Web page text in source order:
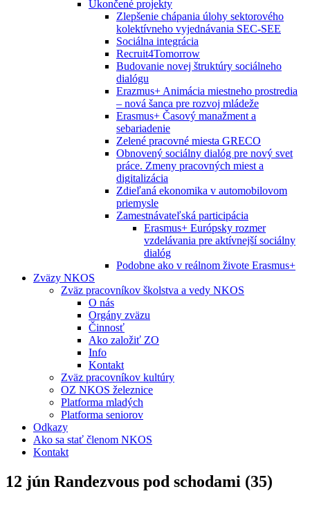
Ukončené projekty
Zlepšenie chápania úlohy sektorového
kolektívneho vyjednávania SEC-SEE
Sociálna integrácia
Recruit4Tomorrow
Budovanie novej štruktúry sociálneho
dialógu
Erazmus+ Animácia miestneho prostredia
– nová šanca pre rozvoj mládeže
Erasmus+ Časový manažment a
sebariadenie
Zelené pracovné miesta GRECO
Obnovený sociálny dialóg pre nový svet
práce. Zmeny pracovných miest a
digitalizácia
Zdieľaná ekonomika v automobilovom
priemysle
Zamestnávateľská participácia
Erasmus+ Európsky rozmer
vzdelávania pre aktívnejší sociálny
dialóg
Podobne ako v reálnom živote Erasmus+
Zväzy NKOS
Zväz pracovníkov školstva a vedy NKOS
O nás
Orgány zväzu
Činnosť
Ako založiť ZO
Info
Kontakt
Zväz pracovníkov kultúry
OZ NKOS železnice
Platforma mladých
Platforma seniorov
Odkazy
Ako sa stať členom NKOS
Kontakt
12 jún Randezvous pod schodami (35)